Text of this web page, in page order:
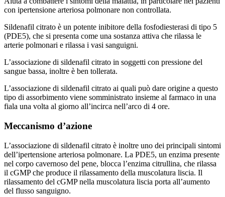
con ipertensione arteriosa polmonare non controllata.
Sildenafil citrato è un potente inibitore della fosfodiesterasi di tipo 5
(PDE5), che si presenta come una sostanza attiva che rilassa le
arterie polmonari e rilassa i vasi sanguigni.
L’associazione di sildenafil citrato in soggetti con pressione del
sangue bassa, inoltre è ben tollerata.
L’associazione di sildenafil citrato ai quali può dare origine a questo
tipo di assorbimento viene somministrato insieme al farmaco in una
fiala una volta al giorno all’incirca nell’arco di 4 ore.
Meccanismo d’azione
L’associazione di sildenafil citrato è inoltre uno dei principali sintomi
dell’ipertensione arteriosa polmonare. La PDE5, un enzima presente
nel corpo cavernoso del pene, blocca l’enzima citrullina, che rilassa
il cGMP che produce il rilassamento della muscolatura liscia. Il
rilassamento del cGMP nella muscolatura liscia porta all’aumento
del flusso sanguigno.